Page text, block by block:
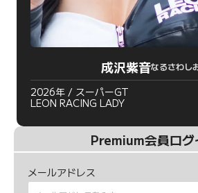
成沢紫音なるさわし
2026年 / スーパーGT
LEON RACING LADY
Premium会員ログ
メールアドレス